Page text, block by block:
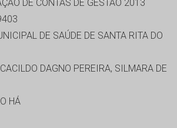
DE CONTAS DE GESTÃO 2013
DE SAÚDE DE SANTA RITA DO
CACILDO DAGNO PEREIRA, SILMARA DE
HÁ